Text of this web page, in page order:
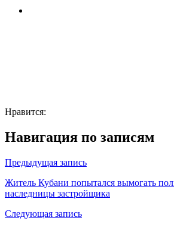
Нравится:
Навигация по записям
Предыдущая запись
Житель Кубани попытался вымогать
наследницы застройщика
Следующая запись